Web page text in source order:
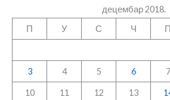
децембар 2018.
П
У С Ч П
3 4 5 6 7
10 11 12 13